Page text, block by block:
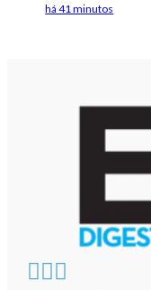
há 41 minutos